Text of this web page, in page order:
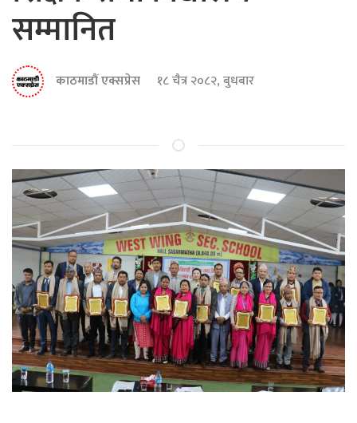
सम्मानित
काठमाडौं एक्सप्रेस १८ चैत्र २०८२, बुधबार